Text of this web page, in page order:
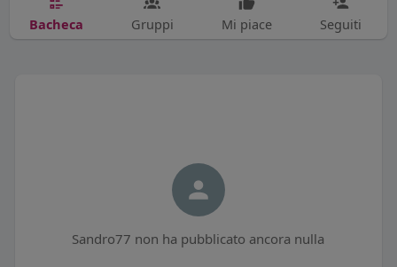
Bacheca Gruppi Mi piace Seguiti
Sandro77 non ha pubblicato ancora nulla